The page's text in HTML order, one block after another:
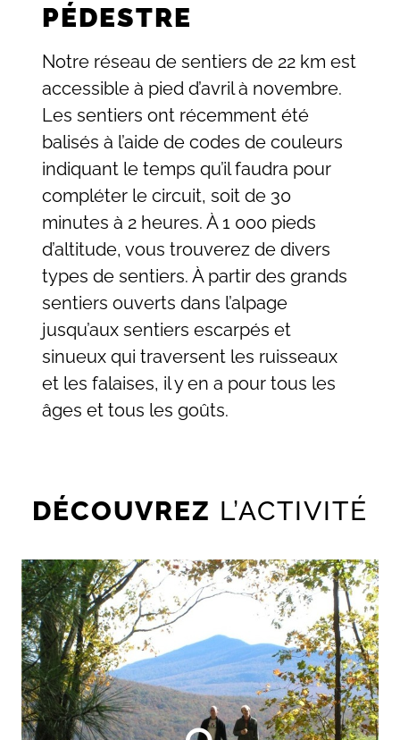
PÉDESTRE
Notre réseau de sentiers de 22 km est
accessible à pied d’avril à novembre.
Les sentiers ont récemment été
balisés à l’aide de codes de couleurs
indiquant le temps qu’il faudra pour
compléter le circuit, soit de 30
minutes à 2 heures. À 1 000 pieds
d’altitude, vous trouverez de divers
types de sentiers. À partir des grands
sentiers ouverts dans l’alpage
jusqu’aux sentiers escarpés et
sinueux qui traversent les ruisseaux
et les falaises, il y en a pour tous les
âges et tous les goûts.
DÉCOUVREZ L’ACTIVITÉ